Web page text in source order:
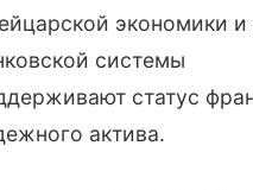
экономики и
системы
статус
актива.